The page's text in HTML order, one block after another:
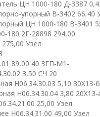
ЦН 1000-180 Д-3387
упорный В-3402 66,40
ЦН 1000-180 В-3401
180 2Г-28898 294,00
Узел
89,00 40 3ГП-М1-
3,50 СЧ 20
Н06.34.30.03 5,10 30Х13-б
Н06.34.30.04 3,80 20Х13-
25,00 Узел
Н06.34.31.00 49,00 Узел